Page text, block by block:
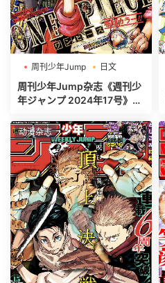
周刊少年Jump
日文
週刊少年ジャンプ
周刊少年Jump杂志《週刊少
年ジャンプ 2024年17号》高
动漫杂志